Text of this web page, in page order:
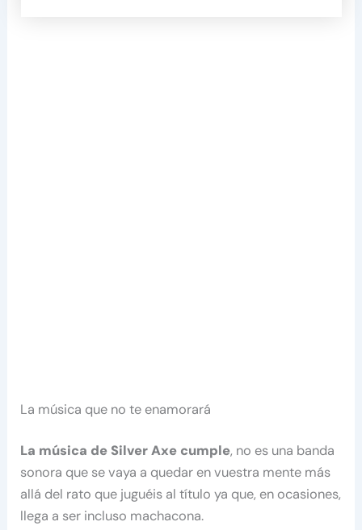
La música que no te enamorará
La música de Silver Axe cumple, no es una banda
sonora que se vaya a quedar en vuestra mente más
allá del rato que juguéis al título ya que, en ocasiones,
llega a ser incluso machacona.